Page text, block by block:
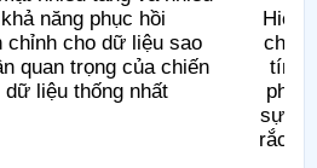
năng phục hồi
chỉnh cho dữ liệu sao
quan trọng của chiến
liệu thống nhất
Hiệu
chức
tính
phù
sự
rắc